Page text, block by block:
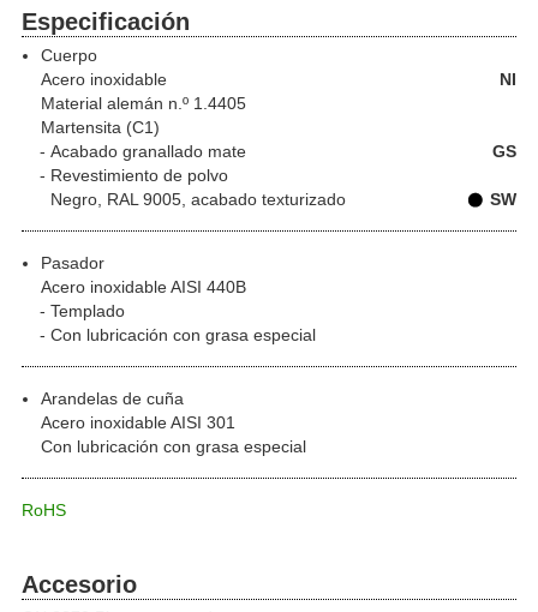
Especificación
Cuerpo
Acero inoxidable
NI
Material alemán n.º 1.4405
Martensita (C1)
Acabado granallado mate
GS
Revestimiento de polvo
Negro, RAL 9005, acabado texturizado
SW
Pasador
Acero inoxidable AISI 440B
Templado
Con lubricación con grasa especial
Arandelas de cuña
Acero inoxidable AISI 301
Con lubricación con grasa especial
RoHS
Accesorio